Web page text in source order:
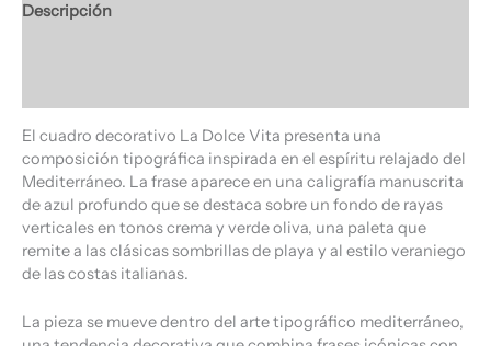
Descripción
El cuadro decorativo La Dolce Vita presenta una
composición tipográfica inspirada en el espíritu relajado del
Mediterráneo. La frase aparece en una caligrafía manuscrita
de azul profundo que se destaca sobre un fondo de rayas
verticales en tonos crema y verde oliva, una paleta que
remite a las clásicas sombrillas de playa y al estilo veraniego
de las costas italianas.
La pieza se mueve dentro del arte tipográfico mediterráneo,